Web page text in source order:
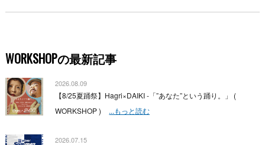
WORKSHOPの最新記事
2026.08.09
【8/25夏踊祭】Hagri×DAIKI -「”あなた”という踊り。」 (
WORKSHOP )
...もっと読む
2026.07.15